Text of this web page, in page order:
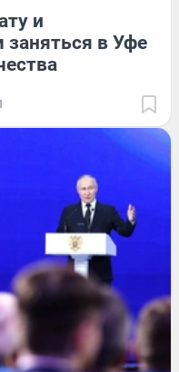
и
заняться в Уфе